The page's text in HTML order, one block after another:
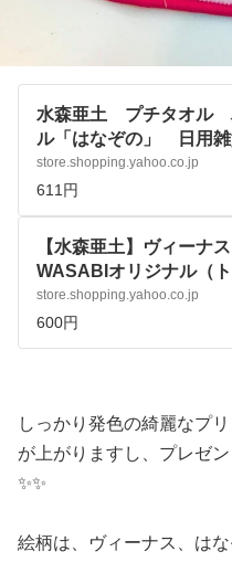
水森亜土 プチタオル
ル「はなぞの」 日用
ゃん キャラクターグッ
:p9kxk8aqqj:アートサ
販 - Yahoo!ショッピン
store.shopping.yahoo.co.jp
611円
【水森亜土】ヴィーナ
WASABIオリジナル（
ム） プチタオル ミニ
メニティ :vstaoru01:ア
和錆 - 通販 - Yahoo!シ
store.shopping.yahoo.co.jp
600円
しっかり発色の綺麗なプ
が上がりますし、プレゼ
✨✨
絵柄は、ヴィーナス、は